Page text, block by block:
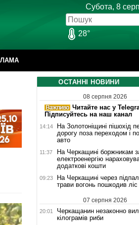
Субота, 8
28°
ОСТАННІ НОВИНИ
08 серпня 2026
Читайте нас у
Підписуйтесь на наш канал
14:14
На Золотоніщині пішохід
дорогу поза переходом і
авто
11:37
На Черкащині боржникам
електроенергію
додаткові кошти
09:23
На Черкащині через
трави вогонь пошкодив ліс
07 серпня 2026
20:01
Черкащанин незаконно
кілограмів риби